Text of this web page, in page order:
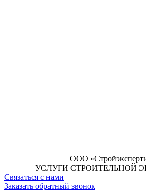
ООО
УСЛУГИ СТРОИТЕЛЬНОЙ
Связаться с нами
Заказать обратный звонок